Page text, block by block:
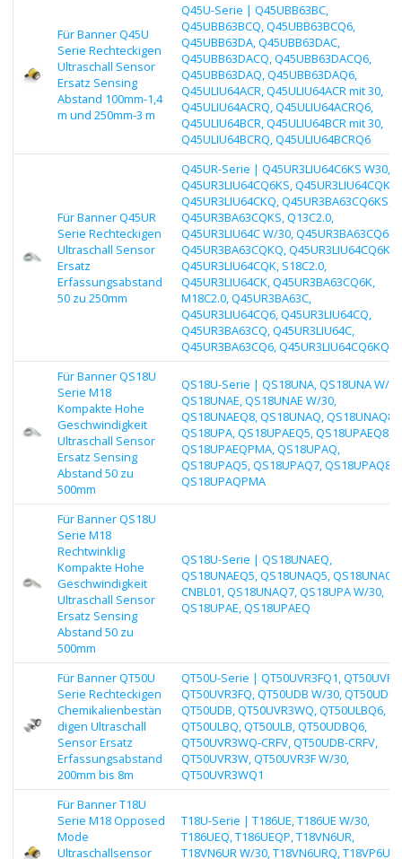
Für Banner Q45U
Serie Rechteckigen
Ultraschall Sensor
Ersatz Sensing
Abstand 100mm-1,4
m und 250mm-3 m
Q45U-Serie | Q45UBB63BC,
Q45UBB63BCQ, Q45UBB63BCQ6,
Q45UBB63DA, Q45UBB63DAC,
Q45UBB63DACQ, Q45UBB63DACQ6,
Q45UBB63DAQ, Q45UBB63DAQ6,
Q45ULIU64ACR, Q45ULIU64ACR mit 30,
Q45ULIU64ACRQ, Q45ULIU64ACRQ6,
Q45ULIU64BCR, Q45ULIU64BCR mit 30,
Q45ULIU64BCRQ, Q45ULIU64BCRQ6
Für Banner Q45UR
Serie Rechteckigen
Ultraschall Sensor
Ersatz
Erfassungsabstand
50 zu 250mm
Q45UR-Serie | Q45UR3LIU64C6KS W30,
Q45UR3LIU64CQ6KS, Q45UR3LIU64CQKS,
Q45UR3LIU64CKQ, Q45UR3BA63CQ6KS,
Q45UR3BA63CQKS, Q13C2.0,
Q45UR3LIU64C W/30,
Q45UR3BA63CQKQ, Q45UR3LIU64CQ6K,
Q45UR3LIU64CQK, S18C2.0,
Q45UR3LIU64CK, Q45UR3BA63CQ6K,
M18C2.0, Q45UR3BA63C,
Q45UR3LIU64CQ6, Q45UR3LIU64CQ,
Q45UR3BA63CQ, Q45UR3LIU64C,
Q45UR3BA63CQ6, Q45UR3LIU64CQ6KQ
Für Banner QS18U
Serie M18
Kompakte Hohe
Geschwindigkeit
Ultraschall Sensor
Ersatz Sensing
Abstand 50 zu
500mm
QS18U-Serie | QS18UNA, QS18UNA W/
QS18UNAE, QS18UNAE W/30,
QS18UNAEQ8, QS18UNAQ, QS18UNAQ8,
QS18UPA, QS18UPAEQ5, QS18UPAEQ8,
QS18UPAEQPMA, QS18UPAQ,
QS18UPAQ5, QS18UPAQ7, QS18UPAQ8,
QS18UPAQPMA
Für Banner QS18U
Serie M18
Rechtwinklig
Kompakte Hohe
Geschwindigkeit
Ultraschall Sensor
Ersatz Sensing
Abstand 50 zu
500mm
QS18U-Serie | QS18UNAEQ,
QS18UNAEQ5, QS18UNAQ5, QS18UNAQ5
CNBL01, QS18UNAQ7, QS18UPA W/30,
QS18UPAE, QS18UPAEQ
Für Banner QT50U
Serie Rechteckigen
Chemikalienbestän
digen Ultraschall
Sensor Ersatz
Erfassungsabstand
200mm bis 8m
QT50U-Serie | QT50UVR3FQ1,
QT50UVR3FQ, QT50UDB W/30,
QT50UDB, QT50UVR3WQ, QT50ULBQ6,
QT50ULBQ, QT50ULB, QT50UDBQ6,
QT50UVR3WQ-CRFV, QT50UDB-CRFV,
QT50UVR3W, QT50UVR3F W/30,
QT50UVR3WQ1
Für Banner T18U
Serie M18 Opposed
Mode
Ultraschallsensor
T18U-Serie | T186UE, T186UE W/30,
T186UEQ, T186UEQP, T18VN6UR,
T18VN6UR W/30, T18VN6URQ, T18VP6UR,